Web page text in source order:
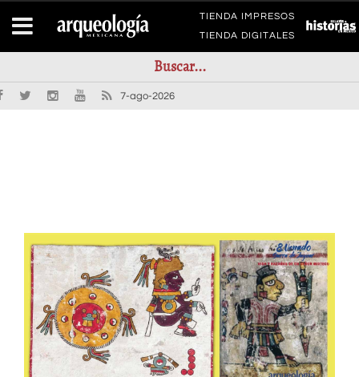
TIENDA IMPRESOS
TIENDA DIGITALES
7-ago-2026